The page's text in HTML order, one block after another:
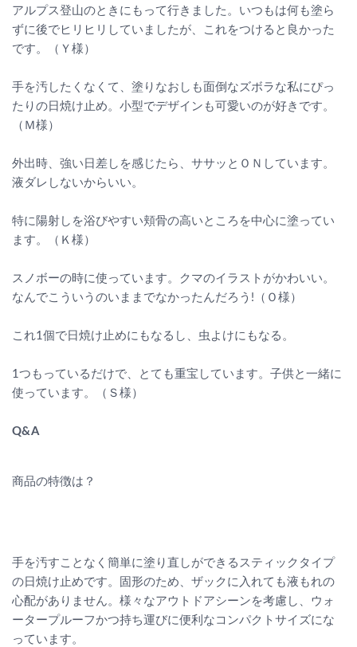
アルプス登山のときにもって行きました。いつもは何も塗ら
ずに後でヒリヒリしていましたが、これをつけると良かった
です。（Ｙ様）
手を汚したくなくて、塗りなおしも面倒なズボラな私にぴっ
たりの日焼け止め。小型でデザインも可愛いのが好きです。
（Ｍ様）
外出時、強い日差しを感じたら、ササッとＯＮしています。
液ダレしないからいい。
特に陽射しを浴びやすい頬骨の高いところを中心に塗ってい
ます。（Ｋ様）
スノボーの時に使っています。クマのイラストがかわいい。
なんでこういうのいままでなかったんだろう!（Ｏ様）
これ1個で日焼け止めにもなるし、虫よけにもなる。
1つもっているだけで、とても重宝しています。子供と一緒に
使っています。（Ｓ様）
Q&A
商品の特徴は？
手を汚すことなく簡単に塗り直しができるスティックタイプ
の日焼け止めです。固形のため、ザックに入れても液もれの
心配がありません。様々なアウトドアシーンを考慮し、ウォ
ータープルーフかつ持ち運びに便利なコンパクトサイズにな
っています。